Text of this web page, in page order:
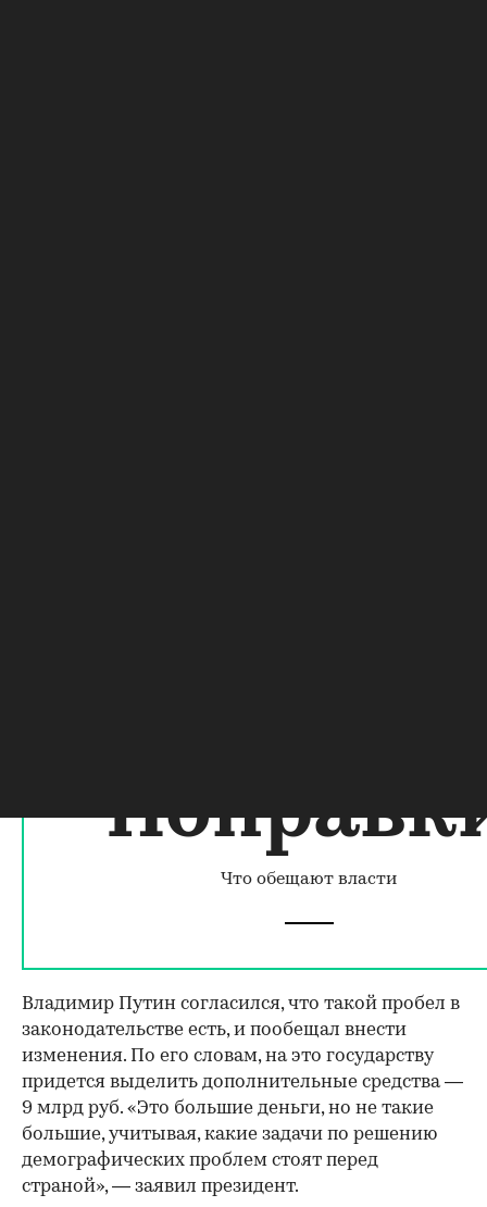
Что обещают власти
Владимир Путин согласился, что такой пробел в
законодательстве есть, и пообещал внести
изменения. По его словам, на это государству
придется выделить дополнительные средства —
9 млрд руб. «Это большие деньги, но не такие
большие, учитывая, какие задачи по решению
демографических проблем стоят перед
страной», — заявил президент.